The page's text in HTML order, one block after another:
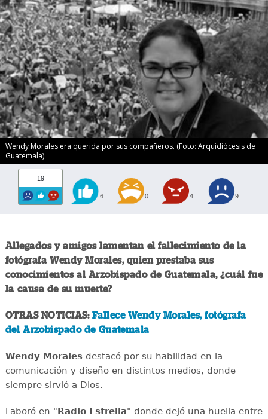
Wendy Morales era querida por sus compañeros. (Foto: Arquidiócesis de
Guatemala)
19
6 0 4 9
Allegados y amigos lamentan el fallecimiento de la
fotógrafa Wendy Morales, quien prestaba sus
conocimientos al Arzobispado de Guatemala, ¿cuál fue
la causa de su muerte?
OTRAS NOTICIAS: Fallece Wendy Morales, fotógrafa
del Arzobispado de Guatemala
Wendy Moralesdestacó por su habilidad en la
comunicación y diseño en distintos medios, donde
siempre sirvió a Dios.
Laboró en "Radio Estrella" donde dejó una huella entre